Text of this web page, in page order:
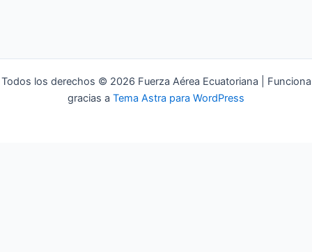
Todos los derechos © 2026 Fuerza Aérea Ecuatoriana | Funciona
gracias a Tema Astra para WordPress